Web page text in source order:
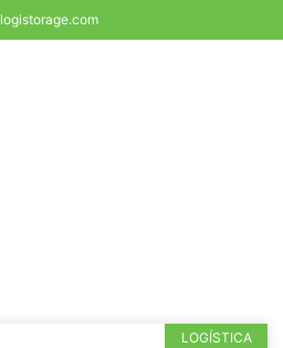
LOGÍSTICA